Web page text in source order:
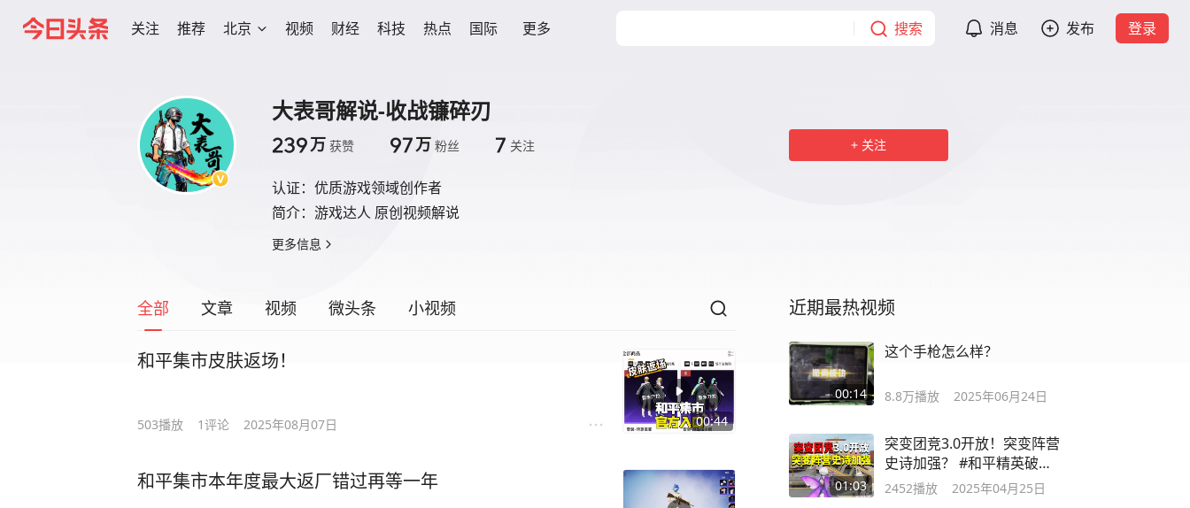
关注 推荐 北京 视频 财经 科技 热点 国际 更多 搜索 消息 发布 登录
大表哥解说-收战镰碎刃
239万 获赞 97万 粉丝 7 关注
认证： 优质游戏领域创作者
简介： 游戏达人 原创视频解说
更多信息
关注
全部 文章 视频 微头条 小视频
00:44
和平集市皮肤返场！
503播放 1评论 2025年08月07日
和平集市本年度最大返厂错过再等一年
近期最热视频
00:14
这个手枪怎么样？
8.8万播放 2025年06月24日
01:03
突变团竞3.0开放！突变阵营
史诗加强？ #和平精英破刃
行动
2452播放 2025年04月25日